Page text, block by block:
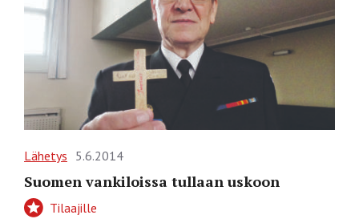
Lähetys 5.6.2014
Suomen vankiloissa tullaan uskoon
Tilaajille